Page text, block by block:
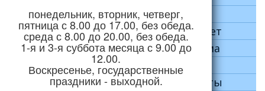
понедельник, вторник, четверг,
пятница с 8.00 до 17.00, без обеда.
среда с 8.00 до 20.00, без обеда.
1-я и 3-я суббота месяца с 9.00 до
12.00.
Воскресенье, государственные
праздники - выходной.
Руководство
Районный исполнительный комитет
Управления и отделы райисполкома
Районный Совет депутатов
Сельские исполнительные комитеты